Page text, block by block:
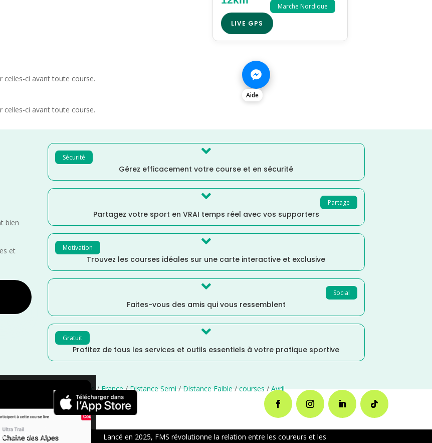
Marche Nordique
LIVE GPS
celles-ci avant toute course.
celles-ci avant toute course.
Aide
bien
et
Sécurité 
Gérez efficacement votre course et en sécurité
Partage

Partagez votre sport en VRAI temps réel avec vos supporters
Motivation 
Trouvez les courses idéales sur une carte interactive et exclusive
Social

Faites-vous des amis qui vous ressemblent
Gratuit 
Profitez de tous les services et outils essentiels à votre pratique sportive
×
Île de France/France/Distance Semi/Distance Faible/courses/Avril
en Direct Lancé en 2025, FMS révolutionne la relation entre les coureurs et les